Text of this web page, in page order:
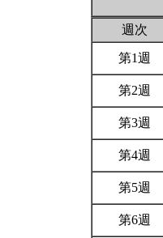
週次
第1週
第2週
第3週
第4週
第5週
第6週